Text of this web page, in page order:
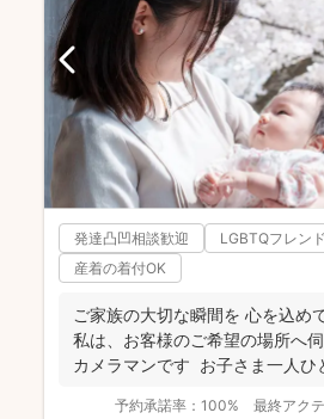
発達凸凹相談歓迎
LGBTQフレン
産着の着付OK
ご家族の大切な瞬間を 心を込め
私は、お客様のご希望の場所へ
カメラマンです お子さま一人ひ
予約承諾率： 100% 最終アク